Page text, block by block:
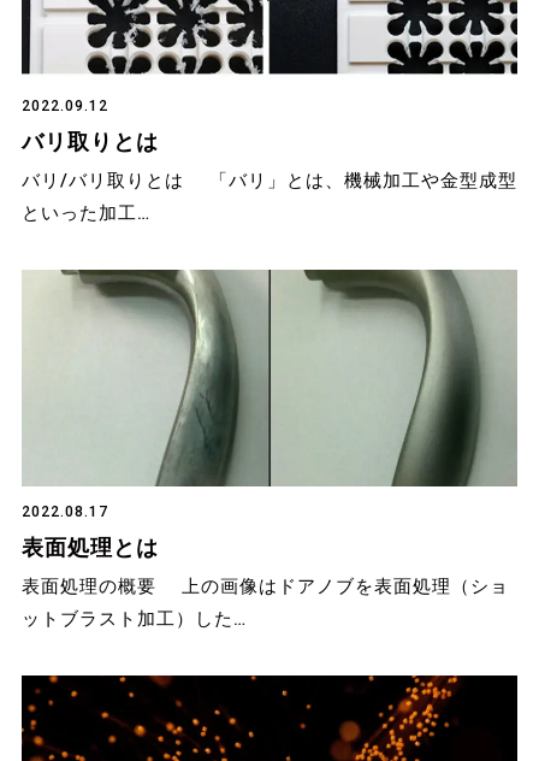
2022.09.12
バリ取りとは
バリ/バリ取りとは 「バリ」とは、機械加工や金型成型
といった加工…
2022.08.17
表面処理とは
表面処理の概要 上の画像はドアノブを表面処理（ショ
ットブラスト加工）した…